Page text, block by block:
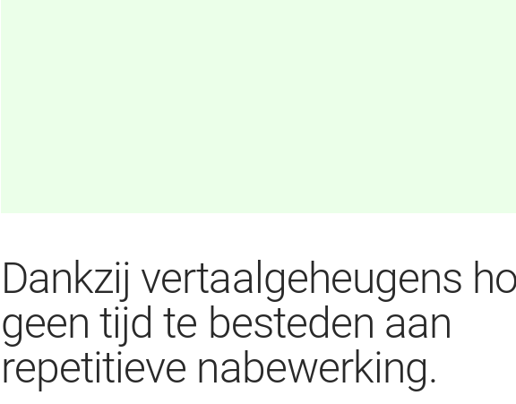
Dankzij vertaalgeheugens
geen tijd te besteden aan
repetitieve nabewerking.